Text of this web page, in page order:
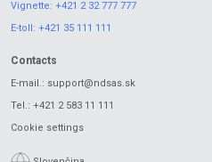
Vignette: +421 2 32 777 777
E-toll: +421 35 111 111
Contacts
E-mail.: support@ndsas.sk
Tel.: +421 2 583 11 111
Cookie settings